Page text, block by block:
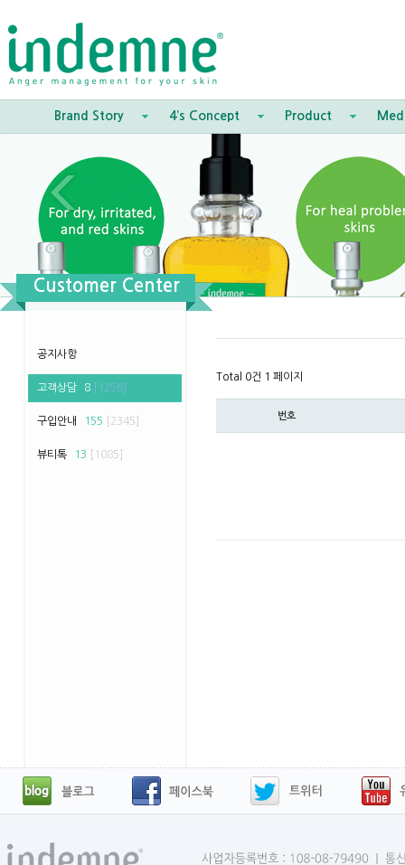
Brand Story 4’s Concept Product
Customer Center
공지사항
고객상담 8 [1256]
구입안내 155 [2345]
뷰티톡 13 [1085]
Total 0건 1 페이지
번호